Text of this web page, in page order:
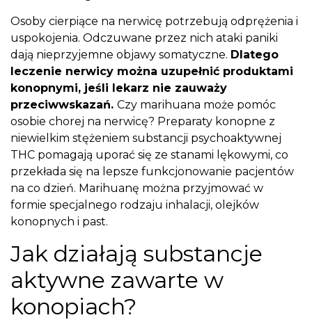
Osoby cierpiące na nerwicę potrzebują odprężenia i
uspokojenia. Odczuwane przez nich ataki paniki
dają nieprzyjemne objawy somatyczne. Dlatego
leczenie nerwicy można uzupełnić produktami
konopnymi, jeśli lekarz nie zauważy
przeciwwskazań. Czy marihuana może pomóc
osobie chorej na nerwicę? Preparaty konopne z
niewielkim stężeniem substancji psychoaktywnej
THC pomagają uporać się ze stanami lękowymi, co
przekłada się na lepsze funkcjonowanie pacjentów
na co dzień. Marihuanę można przyjmować w
formie specjalnego rodzaju inhalacji, olejków
konopnych i past.
Jak działają substancje
aktywne zawarte w
konopiach?